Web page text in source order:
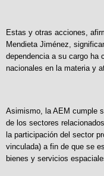
Estas y otras acciones,
Mendieta Jiménez,
dependencia a su cargo ha
nacionales en la materia y
Asimismo, la AEM cumple
de los sectores
la participación del sector
vinculada) a fin de que se
bienes y servicios